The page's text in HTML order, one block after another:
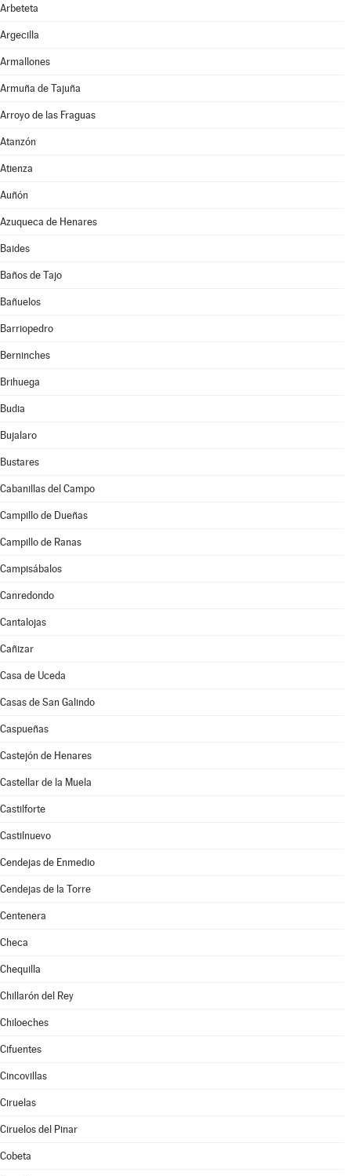
Arbeteta
Argecilla
Armallones
Armuña de Tajuña
Arroyo de las Fraguas
Atanzón
Atienza
Auñón
Azuqueca de Henares
Baides
Baños de Tajo
Bañuelos
Barriopedro
Berninches
Brihuega
Budia
Bujalaro
Bustares
Cabanillas del Campo
Campillo de Dueñas
Campillo de Ranas
Campisábalos
Canredondo
Cantalojas
Cañizar
Casa de Uceda
Casas de San Galindo
Caspueñas
Castejón de Henares
Castellar de la Muela
Castilforte
Castilnuevo
Cendejas de Enmedio
Cendejas de la Torre
Centenera
Checa
Chequilla
Chillarón del Rey
Chiloeches
Cifuentes
Cincovillas
Ciruelas
Ciruelos del Pinar
Cobeta